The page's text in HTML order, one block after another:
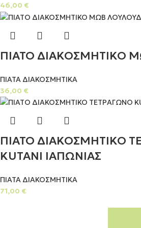
46,00 €
ΠΙΑΤΟ ΔΙΑΚΟΣΜΗΤΙΚΟ
ΠΙΑΤΑ ΔΙΑΚΟΣΜΗΤΙΚΑ
36,00 €
ΠΙΑΤΟ ΔΙΑΚΟΣΜΗΤΙΚΟ
KUTANI ΙΑΠΩΝΙΑΣ
ΠΙΑΤΑ ΔΙΑΚΟΣΜΗΤΙΚΑ
71,00 €